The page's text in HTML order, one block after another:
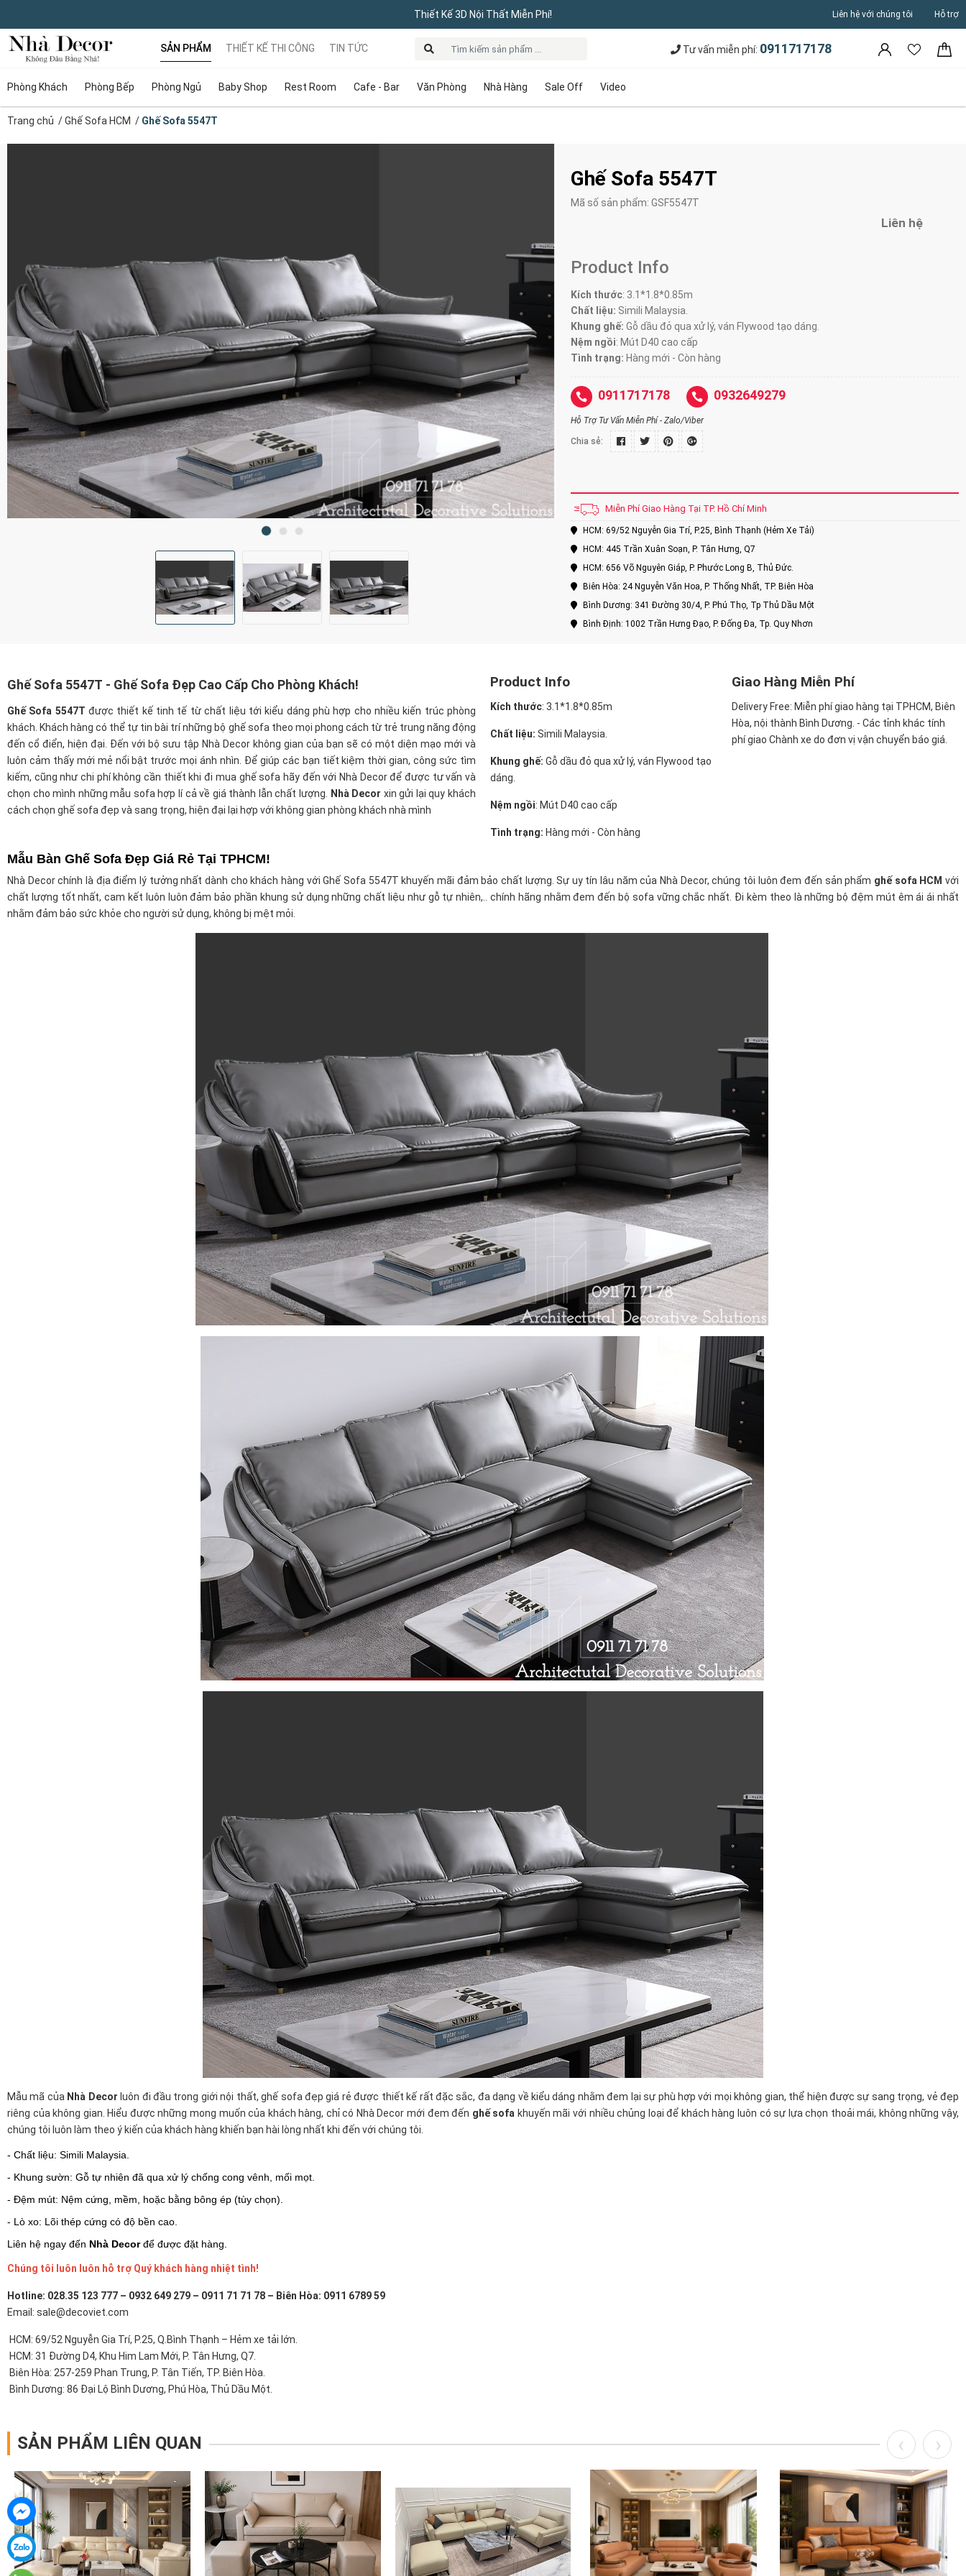
Thiết Kế 3D Nội Thất Miễn Phí! Liên hệ với chúng tôi Hỗ trợ
SẢN PHẨM
Phòng Khách Phòng Bếp Phòng Ngủ Baby Shop Rest Room Cafe - Bar Văn Phòng Nhà Hàng Sale Off Video
THIẾT KẾ THI CÔNG TIN TỨC Tư vấn miễn phí: 0911717178
Trang chủ /Ghế Sofa HCM / Ghế Sofa 5547T
Ghế Sofa 5547T
Mã số sản phẩm: GSF5547T
Liên hệ
Product Info
Kích thước: 3.1*1.8*0.85m
Chất liệu: Simili Malaysia.
Khung ghế: Gỗ dầu đỏ qua xử lý, ván Flywood tạo dáng.
Nệm ngồi: Mút D40 cao cấp
Tình trạng: Hàng mới - Còn hàng
0911717178 0932649279
Hỗ Trợ Tư Vấn Miễn Phí - Zalo/Viber
Chia sẻ:
Miễn Phí Giao Hàng Tại TP. Hồ Chí Minh
HCM: 69/52 Nguyễn Gia Trí, P.25, Bình Thạnh (Hẻm Xe Tải)
HCM: 445 Trần Xuân Soạn, P. Tân Hưng, Q7
HCM: 656 Võ Nguyên Giáp, P. Phước Long B, Thủ Đức.
Biên Hòa: 24 Nguyễn Văn Hoa, P. Thống Nhất, TP. Biên Hòa
Bình Dương: 341 Đường 30/4, P. Phú Thọ, Tp Thủ Dầu Một
Bình Định: 1002 Trần Hưng Đạo, P. Đống Đa, Tp. Quy Nhơn
Ghế Sofa 5547T - Ghế Sofa Đẹp Cao Cấp Cho Phòng Khách!
Ghế Sofa 5547T được thiết kế tinh tế từ chất liệu tới kiểu dáng phù hợp cho nhiều kiến trúc phòng
khách. Khách hàng có thể tự tin bài trí những bộ ghế sofa theo mọi phong cách từ trẻ trung năng động
đến cổ điển, hiện đại. Đến với bộ sưu tập Nhà Decor không gian của bạn sẽ có một diện mạo mới và
luôn cảm thấy mới mẻ nổi bật trước mọi ánh nhìn. Để giúp các bạn tiết kiệm thời gian, công sức tìm
kiếm, cũng như chi phí không cần thiết khi đi mua ghế sofa hãy đến với Nhà Decor để được tư vấn và
chọn cho mình những mẫu sofa hợp lí cả về giá thành lẫn chất lượng. Nhà Decor xin gửi lại quy khách
cách chọn ghế sofa đẹp và sang trọng, hiện đại lại hợp với không gian phòng khách nhà mình
Product Info
Kích thước: 3.1*1.8*0.85m
Chất liệu: Simili Malaysia.
Khung ghế: Gỗ dầu đỏ qua xử lý, ván Flywood tạo
dáng.
Nệm ngồi: Mút D40 cao cấp
Tình trạng: Hàng mới - Còn hàng
Giao Hàng Miễn Phí
Delivery Free: Miễn phí giao hàng tại TPHCM, Biên
Hòa, nội thành Bình Dương. - Các tỉnh khác tính
phí giao Chành xe do đơn vị vận chuyển báo giá.
Mẫu Bàn Ghế Sofa Đẹp Giá Rẻ Tại TPHCM!
Nhà Decor chính là địa điểm lý tưởng nhất dành cho khách hàng với Ghế Sofa 5547T khuyến mãi đảm bảo chất lượng. Sự uy tín lâu năm của Nhà Decor, chúng tôi luôn đem đến sản phẩm ghế sofa HCM với
chất lượng tốt nhất, cam kết luôn luôn đảm bảo phần khung sử dụng những chất liệu như gỗ tự nhiên,.. chính hãng nhằm đem đến bộ sofa vững chắc nhất. Đi kèm theo là những bộ đệm mút êm ái ái nhất
nhằm đảm bảo sức khỏe cho người sử dụng, không bị mệt mỏi.
Mẫu mã của Nhà Decor luôn đi đầu trong giới nội thất, ghế sofa đẹp giá rẻ được thiết kế rất đặc sắc, đa dạng về kiểu dáng nhằm đem lại sự phù hợp với mọi không gian, thể hiện được sự sang trọng, vẻ đẹp
riêng của không gian. Hiểu được những mong muốn của khách hàng, chỉ có Nhà Decor mới đem đến ghế sofa khuyến mãi với nhiều chủng loại để khách hàng luôn có sự lựa chọn thoải mái, không những vậy,
chúng tôi luôn làm theo ý kiến của khách hàng khiến bạn hài lòng nhất khi đến với chúng tôi.
- Chất liệu: Simili Malaysia.
- Khung sườn: Gỗ tự nhiên đã qua xử lý chống cong vênh, mối mọt.
- Đệm mút: Nệm cứng, mềm, hoặc bằng bông ép (tùy chọn).
- Lò xo: Lõi thép cứng có độ bền cao.
Liên hệ ngay đến Nhà Decorđể được đặt hàng.
Chúng tôi luôn luôn hỗ trợ Quý khách hàng nhiệt tình!
Hotline: 028.35 123 777 – 0932 649 279 – 0911 71 71 78 – Biên Hòa: 0911 6789 59
Email: sale@decoviet.com
HCM: 69/52 Nguyễn Gia Trí, P.25, Q.Bình Thạnh – Hẻm xe tải lớn.
HCM: 31 Đường D4, Khu Him Lam Mới, P. Tân Hưng, Q7.
Biên Hòa: 257-259 Phan Trung, P. Tân Tiến, TP. Biên Hòa.
Bình Dương: 86 Đại Lộ Bình Dương, Phú Hòa, Thủ Dầu Một.
SẢN PHẨM LIÊN QUAN